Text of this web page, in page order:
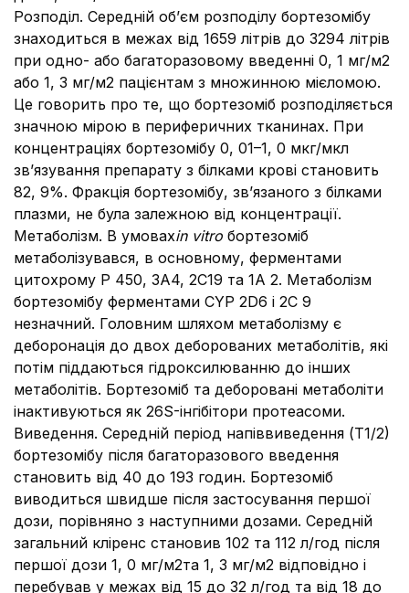
Розподіл. Середній об’єм розподілу бортезомібу
знаходиться в межах від 1659 літрів до 3294 літрів
при одно- або багаторазовому введенні 0, 1 мг/м2
або 1, 3 мг/м2 пацієнтам з множинною мієломою.
Це говорить про те, що бортезоміб розподіляється
значною мірою в периферичних тканинах. При
концентраціях бортезомібу 0, 01–1, 0 мкг/мкл
зв’язування препарату з білками крові становить
82, 9%. Фракція бортезомібу, зв’язаного з білками
плазми, не була залежною від концентрації.
Метаболізм. В умовахin vitro бортезоміб
метаболізувався, в основному, ферментами
цитохрому Р 450, 3A4, 2C19 та 1А 2. Метаболізм
бортезомібу ферментами CYP 2D6 і 2С 9
незначний. Головним шляхом метаболізму є
деборонація до двох деборованих метаболітів, які
потім піддаються гідроксилюванню до інших
метаболітів. Бортезоміб та деборовані метаболіти
інактивуються як 26S-інгібітори протеасоми.
Виведення. Середній період напіввиведення (Т1/2)
бортезомібу після багаторазового введення
становить від 40 до 193 годин. Бортезоміб
виводиться швидше після застосування першої
дози, порівняно з наступними дозами. Середній
загальний кліренс становив 102 та 112 л/год після
першої дози 1, 0 мг/м2та 1, 3 мг/м2 відповідно і
перебував у межах від 15 до 32 л/год та від 18 до